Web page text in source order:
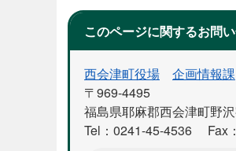
このページに関するお問
西会津町役場 企画情報課
〒969-4495
福島県耶麻郡西会津町野
Tel：0241-45-4536
Fax